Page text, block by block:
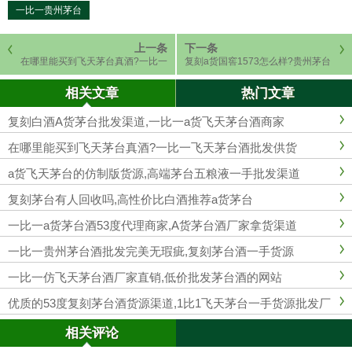
一比一贵州茅台
上一条
在哪里能买到飞天茅台真酒?一比一
下一条
复刻a货国窖1573怎么样?贵州茅台
相关文章 热门文章
复刻白酒A货茅台批发渠道,一比一a货飞天茅台酒商家
在哪里能买到飞天茅台真酒?一比一飞天茅台酒批发供货
a货​飞天茅台的仿制版货源,高端茅台五粮液一手批发渠道
复刻茅台有人回收吗,高性价比白酒推荐a货茅台
一比一a货茅台酒53度代理商家,A货茅台酒厂家拿货渠道
一比一贵州茅台酒批发完美无瑕疵,复刻茅台酒一手货源
一比一仿飞天茅台酒厂家直销,低价批发茅台酒的网站
优质的53度复刻茅台酒货源渠道,1比1飞天茅台一手货源批发厂
家
相关评论